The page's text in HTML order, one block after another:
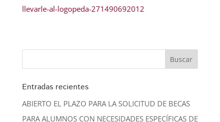
llevarle-al-logopeda-271490692012
Entradas recientes
ABIERTO EL PLAZO PARA LA SOLICITUD DE BECAS
PARA ALUMNOS CON NECESIDADES ESPECÍFICAS DE